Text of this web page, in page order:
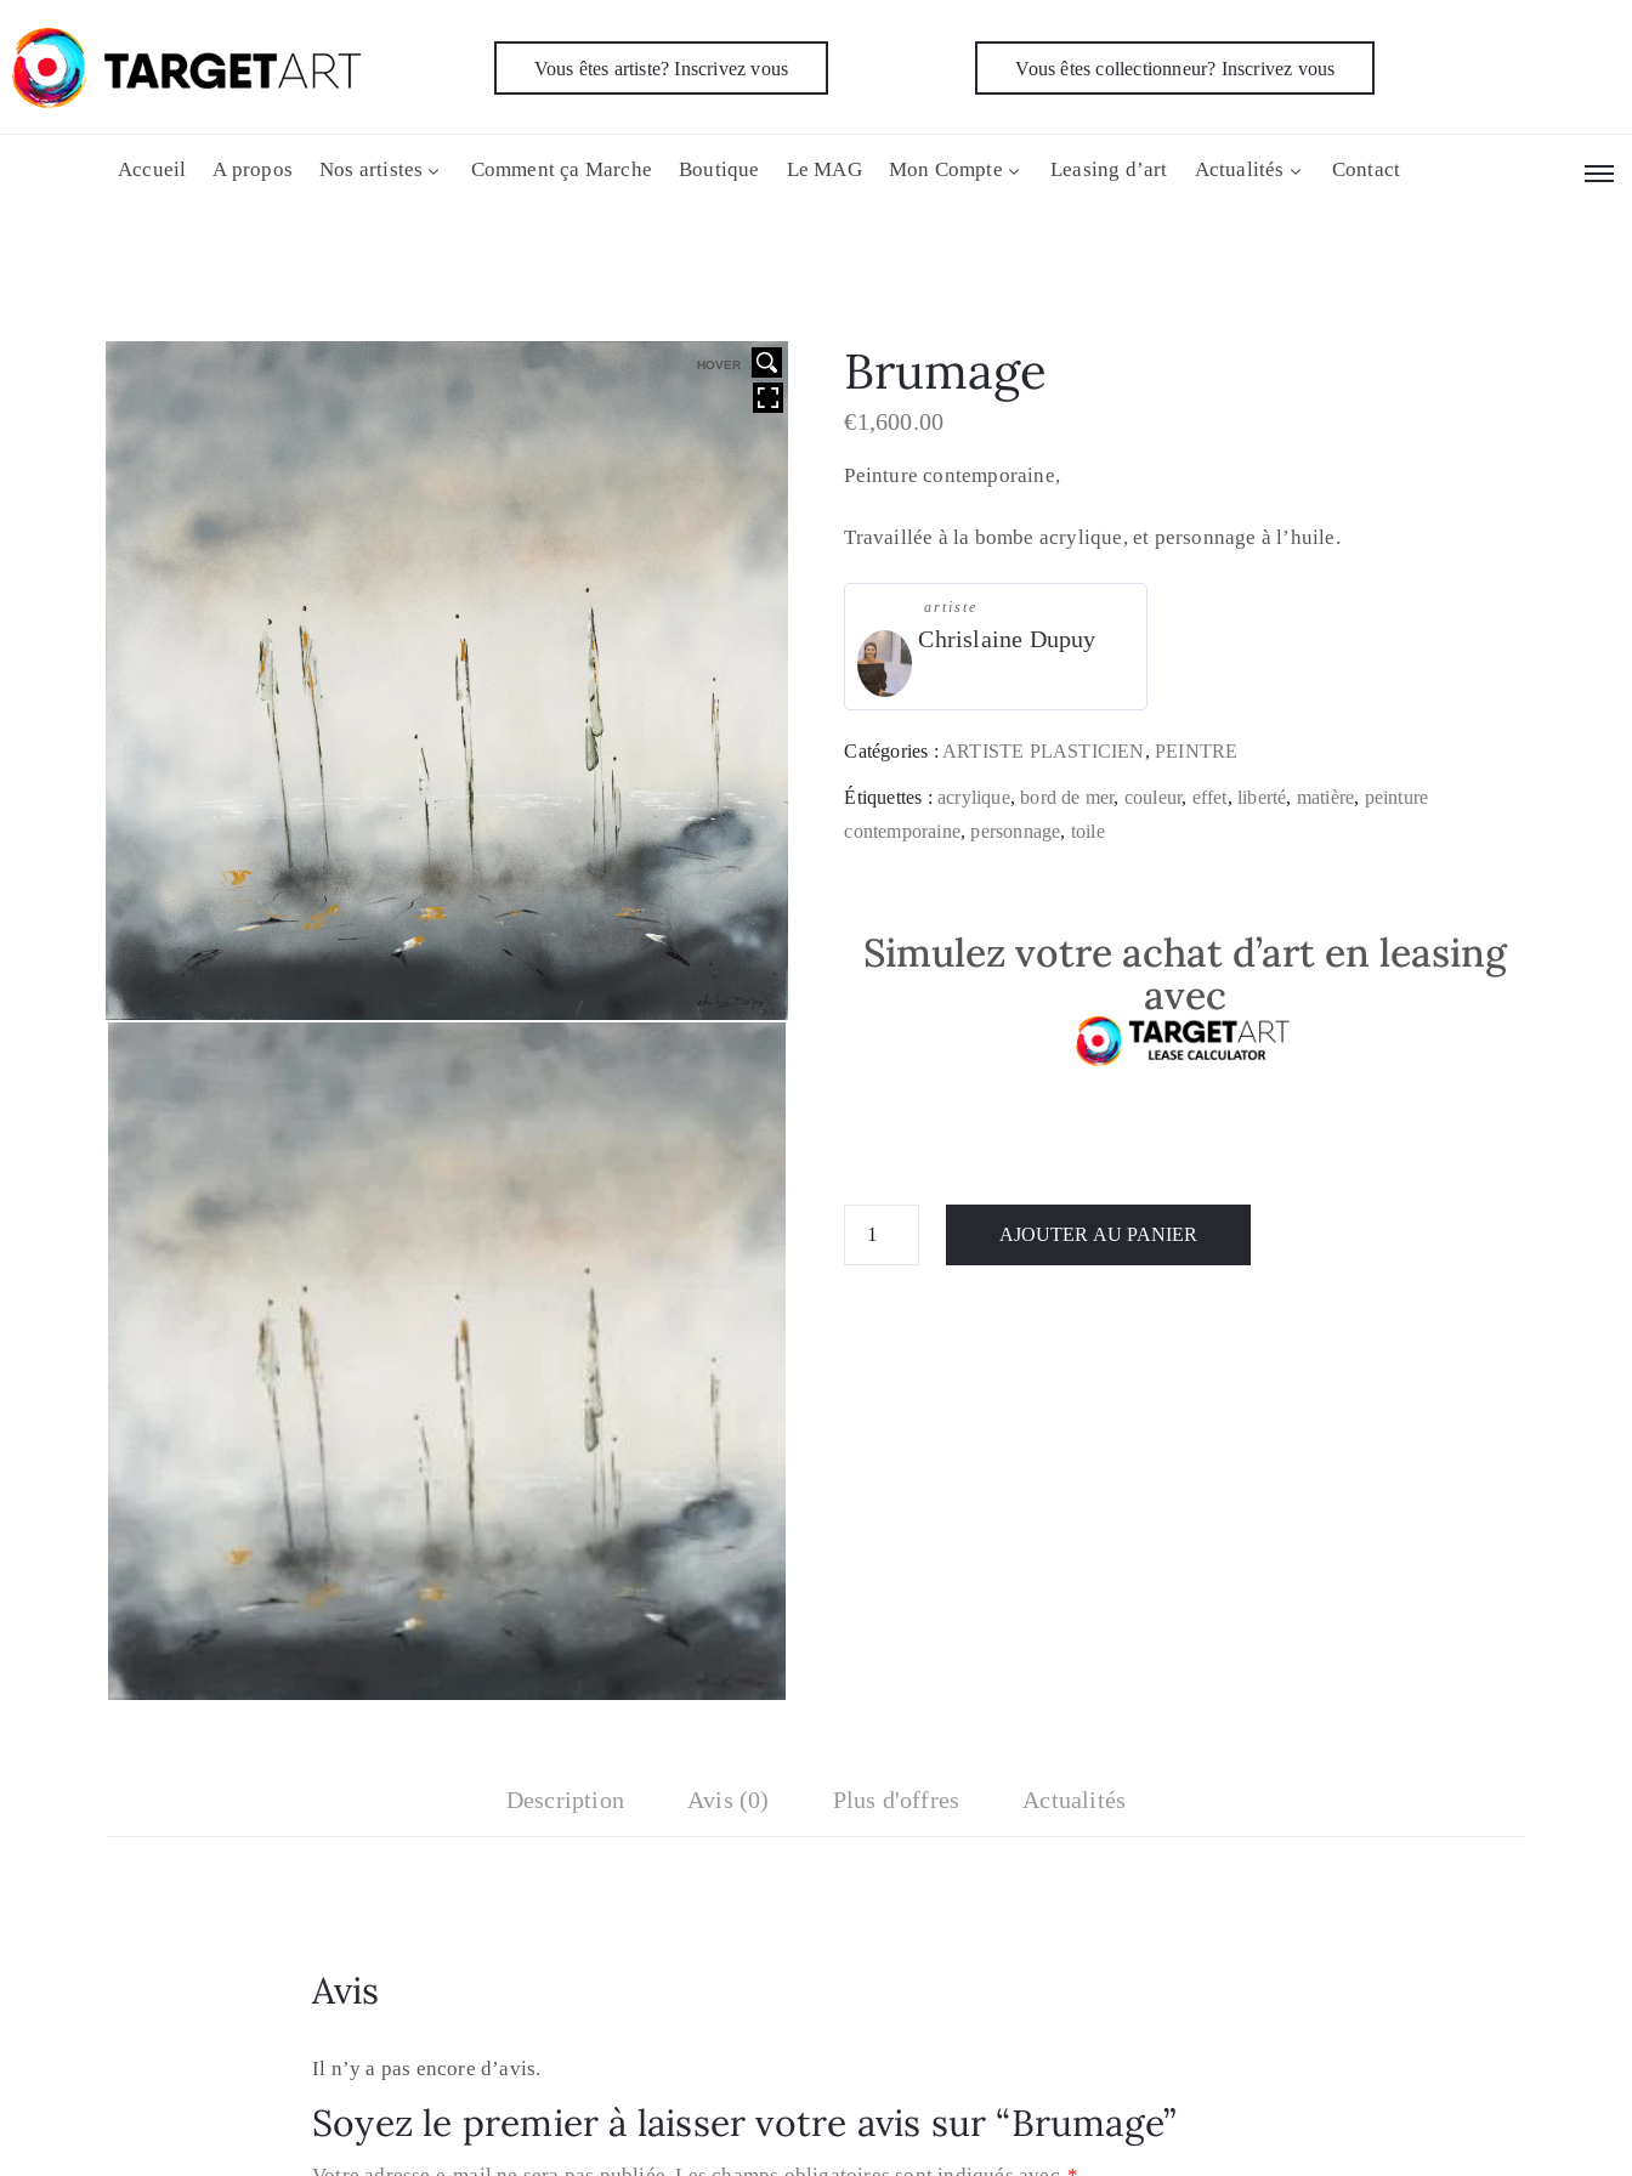
Vous êtes artiste? Inscrivez vous Vous êtes collectionneur? Inscrivez vous
Accueil A propos Nos artistes Comment ça Marche Boutique Le MAG Mon Compte Leasing d’art Actualités Contact
HOVER Brumage
€1,600.00
Peinture contemporaine,
Travaillée à la bombe acrylique, et personnage à l’huile.
artiste
Chrislaine Dupuy
Catégories : ARTISTE PLASTICIEN,PEINTRE
Étiquettes :acrylique,bord de mer, couleur, effet,liberté, matière, peinture
contemporaine,personnage, toile
Simulez votre achat d’art en leasing
avec
AJOUTER AU PANIER
Description Avis (0) Plus d'offres Actualités
Avis
Il n’y a pas encore d’avis.
Soyez le premier à laisser votre avis sur “Brumage”